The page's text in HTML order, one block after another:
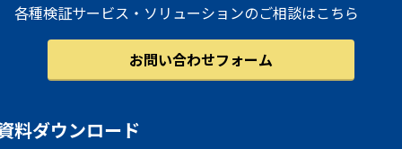
各種検証サービス・ソリューションのご相談はこちら
お問い合わせフォーム
料ダウンロード